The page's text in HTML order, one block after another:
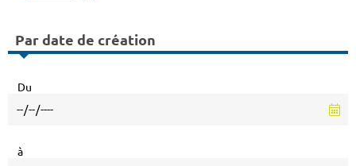
Par date de création
Du
à